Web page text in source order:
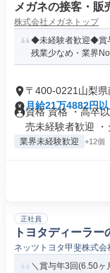
メガネの接客・販
株式会社メガネトップ
◆未経験者歓迎◆賞
残業少なめ・業界
〒400-0221山梨
月給21万4882円以
資格 資格 ・高卒
売未経験者歓迎 ・
業界未経験歓迎 +12個
正社員
トヨタディーラ
ネッツトヨタ甲斐株式会
＼賞与年3回(6.50ヶ